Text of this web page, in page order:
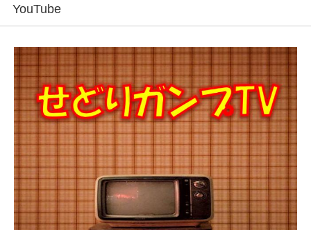
YouTube